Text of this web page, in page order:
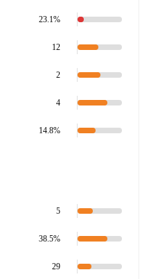
23.1%
12
2
4
14.8%
5
38.5%
29